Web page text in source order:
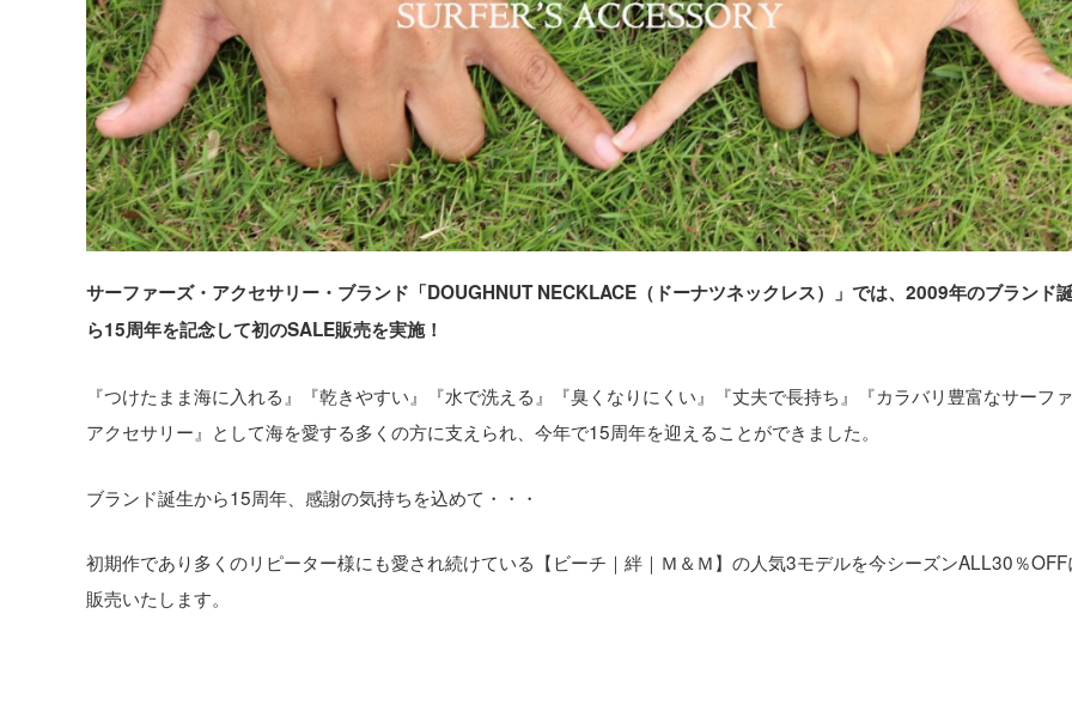
サーファーズ・アクセサリー・ブランド「DOUGHNUT NECKLACE（ドーナツネックレス）」では、2009年のブランド
ら15周年を記念して初のSALE販売を実施！
『つけたまま海に入れる』『乾きやすい』『水で洗える』『臭くなりにくい』『丈夫で長持ち』『カラバリ豊富なサーフ
アクセサリー』として海を愛する多くの方に支えられ、今年で15周年を迎えることができました。
ブランド誕生から15周年、感謝の気持ちを込めて・・・
初期作であり多くのリピーター様にも愛され続けている【ビーチ｜絆｜Ｍ＆Ｍ】の人気3モデルを今シーズンALL30％
販売いたします。